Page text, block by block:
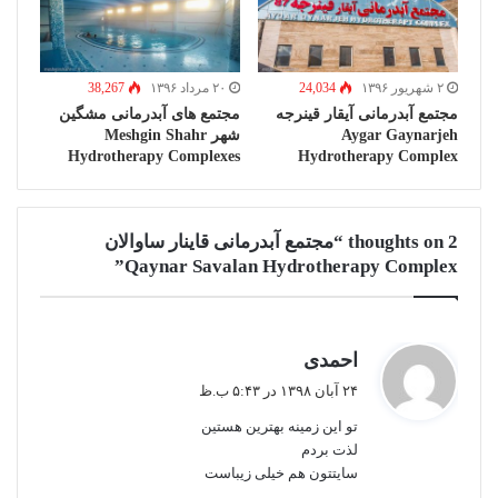
۲ شهریور ۱۳۹۶ 24,034
مجتمع آبدرمانی آیقار قینرجه
Aygar Gaynarjeh
Hydrotherapy Complex
۲۰ مرداد ۱۳۹۶ 38,267
مجتمع های آبدرمانی مشگین
شهر Meshgin Shahr
Hydrotherapy Complexes
2 thoughts on “مجتمع آبدرمانی قاینار ساوالان
Qaynar Savalan Hydrotherapy Complex”
احمدی
:
۲۴ آبان ۱۳۹۸ در ۵:۴۳ ب.ظ
تو این زمینه بهترین هستین
لذت بردم
سایتتون هم خیلی زیباست